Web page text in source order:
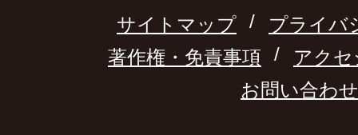
サイトマップ
プライバ
著作権・免責事項
アク
お問い合わせ